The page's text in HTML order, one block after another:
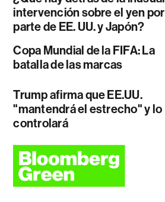
intervención sobre el yen por
parte de EE. UU. y Japón?
Copa Mundial de la FIFA: La
batalla de las marcas
Trump afirma que EE.UU.
"mantendrá el estrecho" y lo
controlará